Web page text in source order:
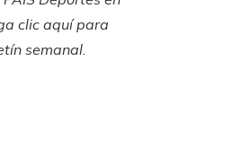
clic aquí para
semanal.